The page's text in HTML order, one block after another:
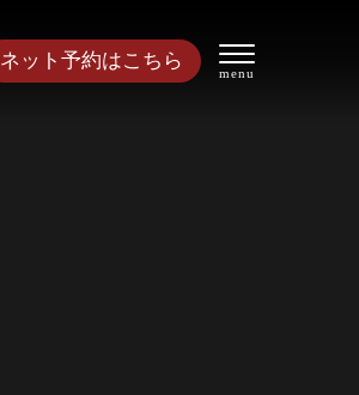
ネット予約はこちら